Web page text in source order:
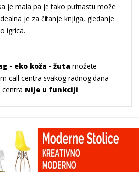
je mala pa je tako pufnastu može
je za čitanje knjiga, gledanje
igrica.
- eko koža - žuta možete
call centra svakog radnog dana
centra Nije u funkciji